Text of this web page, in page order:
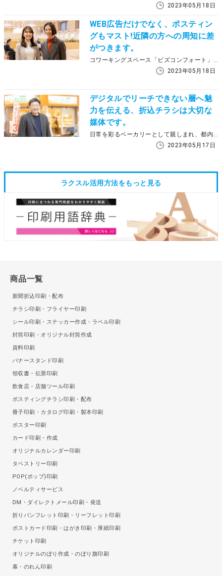
2023年05月18日
WEB広告だけでなく、ポスティン
グもマスト!近隣の方への周知に差
がつきます。
コワーキングスペース「ビズコンフォート」を全国で120拠点以上展開し、新しい働き方を提案している株式会社WOOC（ウォーク）。近隣住民の方への効果的なアプローチとしてラクスルのポスティングを活用されている、オフィス事業戦略チームの國吉あゆみさんにお話をうかがいました。
2023年05月18日
デジタルでリーチできない層へ魅
力を伝える、折込チラシは大切な
媒体です。
日常を彩るベーカリーとして親しまれ、都内に３店舗を展開するボンジュール・ボン株式会社。数々の賞を獲得し、全国的にその名が知られる一方で、広告宣伝は地域に根差した新聞折込チラシをメインとしています。その理由やラクスルを利用するメリットについて、代表取締役の田中善教さんにうかがいました。
2023年05月17日
ラクスル活用方法をもっと見る
商品一覧
新聞折込印刷・配布
チラシ印刷・フライヤー印刷
シール印刷・ステッカー作成・ラベル印刷
封筒印刷・オリジナル封筒作成
資料印刷
バナースタンド印刷
領収書・伝票印刷
飲食店・店舗ツール印刷
ポスティングチラシ印刷・配布
冊子印刷・カタログ印刷・製本印刷
ポスター印刷
カード印刷・作成
オリジナルカレンダー印刷
タペストリー印刷
POP(ポップ)印刷
ノベルティサービス
DM・ダイレクトメール印刷・発送
折りパンフレット印刷・リーフレット印刷
ポストカード印刷・はがき印刷・厚紙印刷
チケット印刷
オリジナルのぼり作成・のぼり旗印刷
幕・のれん印刷